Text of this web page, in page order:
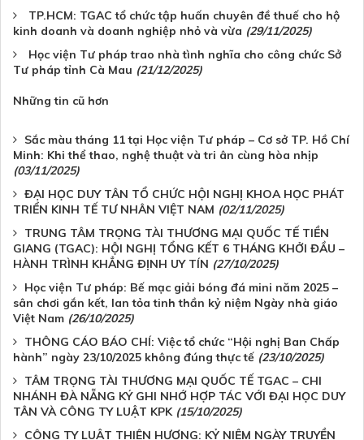
TP.HCM: TGAC tổ chức tập huấn chuyên đề thuế cho hộ
kinh doanh và doanh nghiệp nhỏ và vừa (29/11/2025)
Học viện Tư pháp trao nhà tình nghĩa cho công chức Sở
Tư pháp tỉnh Cà Mau (21/12/2025)
Những tin cũ hơn
Sắc màu tháng 11 tại Học viện Tư pháp – Cơ sở TP. Hồ Chí
Minh: Khi thể thao, nghệ thuật và tri ân cùng hòa nhịp
(03/11/2025)
ĐẠI HỌC DUY TÂN TỔ CHỨC HỘI NGHỊ KHOA HỌC PHÁT
TRIỂN KINH TẾ TƯ NHÂN VIỆT NAM (02/11/2025)
TRUNG TÂM TRỌNG TÀI THƯƠNG MẠI QUỐC TẾ TIỀN
GIANG (TGAC): HỘI NGHỊ TỔNG KẾT 6 THÁNG KHỞI ĐẦU –
HÀNH TRÌNH KHẲNG ĐỊNH UY TÍN (27/10/2025)
Học viện Tư pháp: Bế mạc giải bóng đá mini năm 2025 –
sân chơi gắn kết, lan tỏa tinh thần kỷ niệm Ngày nhà giáo
Việt Nam (26/10/2025)
THÔNG CÁO BÁO CHÍ: Việc tổ chức “Hội nghị Ban Chấp
hành” ngày 23/10/2025 không đúng thực tế (23/10/2025)
TÂM TRỌNG TÀI THƯƠNG MẠI QUỐC TẾ TGAC – CHI
NHÁNH ĐÀ NẴNG KÝ GHI NHỚ HỢP TÁC VỚI ĐẠI HỌC DUY
TÂN VÀ CÔNG TY LUẬT KPK (15/10/2025)
CÔNG TY LUẬT THIÊN HƯƠNG: KỶ NIỆM NGÀY TRUYỀN